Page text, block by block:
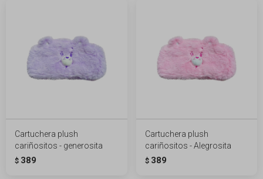
Cartuchera plush
cariñositos - generosita
$ 389
Cartuchera plush
cariñositos - Alegrosita
$ 389